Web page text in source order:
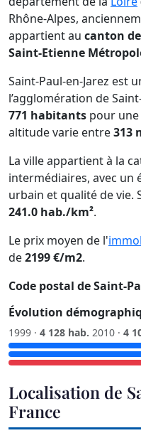
Rhône-Alpes,
appartient au canton
Saint-Etienne
Saint-Paul-en-Jarez est
l’agglomération de
771 habitants pour
altitude varie entre313
La ville appartient à la
intermédiaires, avec un
urbain et qualité de vie.
241.0 hab./km².
Le prix moyen de l'
de2199 €/m2.
Code postal de Saint-
Évolution
1999 · 4 128 hab. 2010 · 4
Localisation de
France